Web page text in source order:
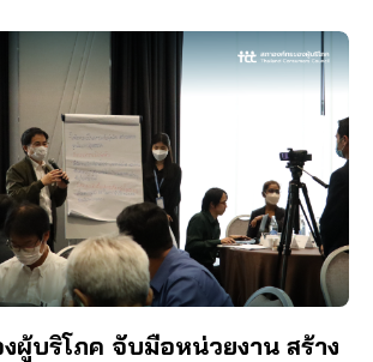
ผู้บริโภค จับมือหน่วยงาน สร้าง